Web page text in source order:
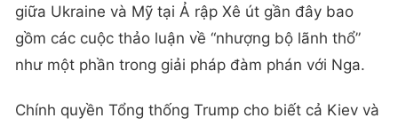
giữa Ukraine và Mỹ tại Ả rập Xê út gần đây bao
gồm các cuộc thảo luận về “nhượng bộ lãnh thổ”
như một phần trong giải pháp đàm phán với Nga.
Chính quyền Tổng thống Trump cho biết cả Kiev và